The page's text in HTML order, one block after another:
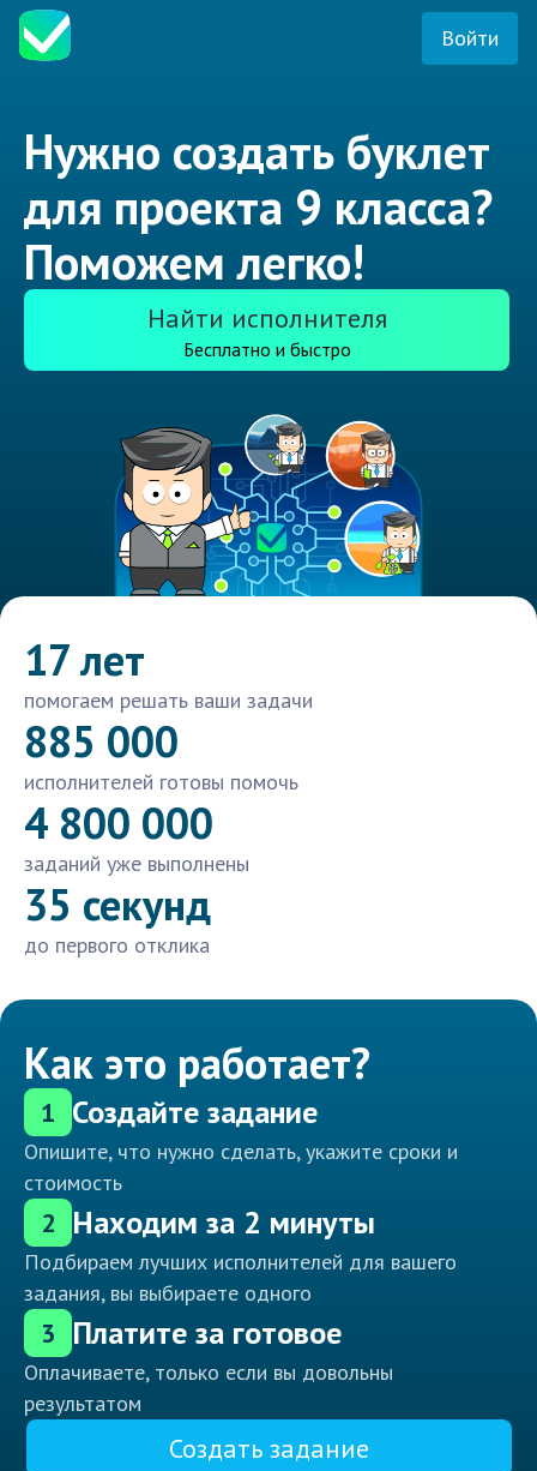
Войти
Нужно создать буклет
для проекта 9 класса?
Поможем легко!
Найти исполнителя
Бесплатно и быстро
17 лет
помогаем решать ваши задачи
885 000
исполнителей готовы помочь
4 800 000
заданий уже выполнены
35 секунд
до первого отклика
Как это работает?
1 Создайте задание
Опишите, что нужно сделать, укажите сроки и
стоимость
2 Находим за 2 минуты
Подбираем лучших исполнителей для вашего
задания, вы выбираете одного
3 Платите за готовое
Оплачиваете, только если вы довольны
результатом
Создать задание